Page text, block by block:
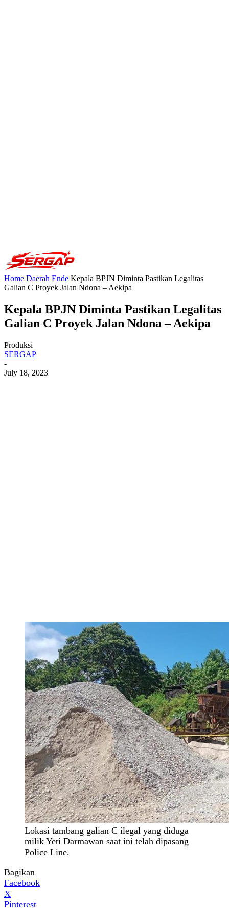
Home Daerah Ende Kepala BPJN Diminta Pastikan Legalitas
Galian C Proyek Jalan Ndona – Aekipa
Kepala BPJN Diminta Pastikan Legalitas
Galian C Proyek Jalan Ndona – Aekipa
Produksi
SERGAP
-
July 18, 2023
Lokasi tambang galian C ilegal yang diduga
milik Yeti Darmawan saat ini telah dipasang
Police Line.
Bagikan
Facebook
X
Pinterest